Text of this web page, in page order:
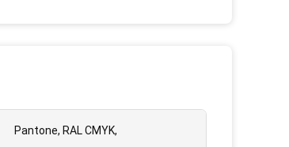
Pantone, RAL CMYK,